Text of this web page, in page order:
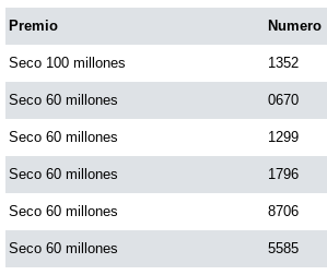
Dorado Noche
Fantástica Día
Fantástica Noche
Premio Numero
Seco 100 millones 1352
Seco 60 millones 0670
Seco 60 millones 1299
Seco 60 millones 1796
Seco 60 millones 8706
Seco 60 millones 5585